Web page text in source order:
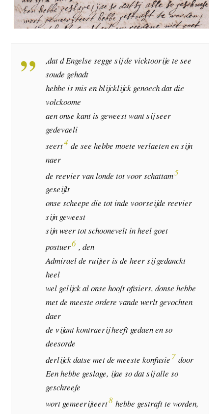
,dat d Engelse segge sij de vicktoorije te see
soude gehadt
hebbe is mis en blijcklijck genoech dat die
volckoome
aen onse kant is geweest want sij seer
gedevaeli
seert4 de see hebbe moete verlaeten en sijn
naer
de reevier van londe tot voor schattam5
geseijlt
onse scheepe die tot inde voorseijde reevier
sijn geweest
sijn weer tot schoonevelt in heel goet
postuer6 , den
Admirael de ruijter is de heer sij gedanckt
heel
wel gelijck al onse hooft ofisiers, donse hebbe
met de meeste ordere vande werlt gevochten
daer
de vijant kontraerij heeft gedaen en so
deesorde
derlijck datse met de meeste konfusie7 door
Een hebbe geslage, ijae so dat sij alle so
geschreefe
wort gemeerijteert8 hebbe gestraft te worden,